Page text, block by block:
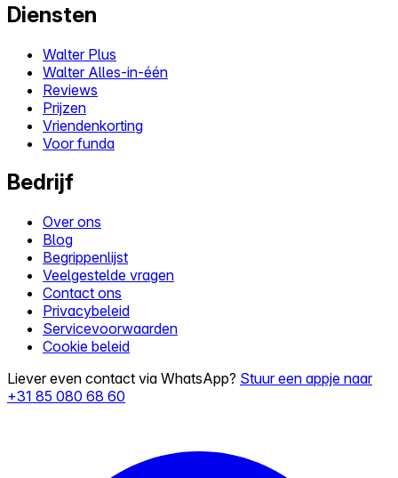
Diensten
Walter Plus
Walter Alles-in-één
Reviews
Prijzen
Vriendenkorting
Voor funda
Bedrijf
Over ons
Blog
Begrippenlijst
Veelgestelde vragen
Contact ons
Privacybeleid
Servicevoorwaarden
Cookie beleid
Liever even contact via WhatsApp? Stuur een appje naar
+31 85 080 68 60